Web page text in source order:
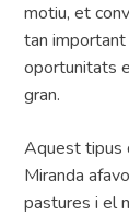
motiu, et
tan
oportunitats
gran.
Aquest tipus
Miranda
pastures i el